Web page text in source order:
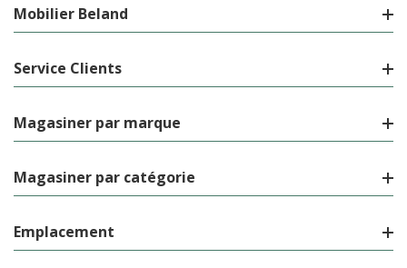
Mobilier Beland
Service Clients
Magasiner par marque
Magasiner par catégorie
Emplacement